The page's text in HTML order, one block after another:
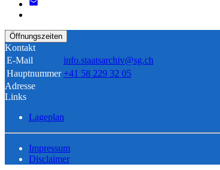
Öffnungszeiten
Kontakt
E-Mail
info.staatsarchiv@sg.ch
Hauptnummer +41 58 229 32 05
Adresse
Links
Lageplan
Impressum
Disclaimer